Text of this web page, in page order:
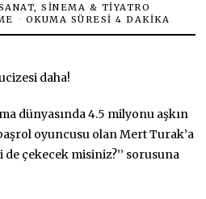
SINEMA & TIYATRO
OKUMA SÜRESI 4 DAKIKA
daha!
dünyasında 4.5 milyonu aşkın
oyuncusu olan Mert Turak’a
çekecek misiniz?’’ sorusuna